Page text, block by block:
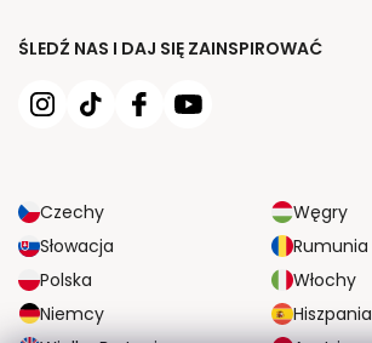
ŚLEDŹ NAS I DAJ SIĘ ZAINSPIROWAĆ
Czechy
Węgry
Słowacja
Rumunia
Polska
Włochy
Niemcy
Hiszpania